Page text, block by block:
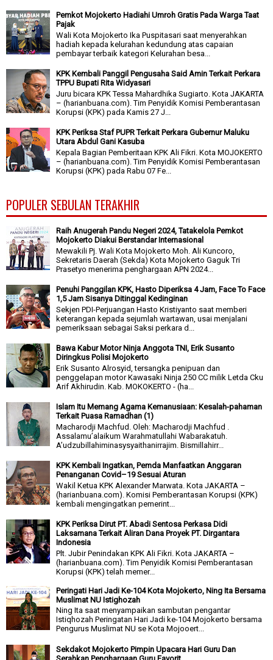
Pemkot Mojokerto Hadiahi Umroh Gratis Pada Warga Taat
Pajak
Wali Kota Mojokerto Ika Puspitasari saat menyerahkan
hadiah kepada kelurahan kedundung atas capaian
pembayar terbaik kategori Kelurahan besa...
KPK Kembali Panggil Pengusaha Said Amin Terkait Perkara
TPPU Bupati Rita Widyasari
Juru bicara KPK Tessa Mahardhika Sugiarto. Kota JAKARTA
– (harianbuana.com). Tim Penyidik Komisi Pemberantasan
Korupsi (KPK) pada Kamis 27 J...
KPK Periksa Staf PUPR Terkait Perkara Gubernur Maluku
Utara Abdul Gani Kasuba
Kepala Bagian Pemberitaan KPK Ali Fikri. Kota MOJOKERTO
– (harianbuana.com). Tim Penyidik Komisi Pemberantasan
Korupsi (KPK) pada Rabu 07 Fe...
POPULER SEBULAN TERAKHIR
Raih Anugerah Pandu Negeri 2024, Tatakelola Pemkot
Mojokerto Diakui Berstandar Internasional
Mewakili Pj. Wali Kota Mojokerto Moh. Ali Kuncoro,
Sekretaris Daerah (Sekda) Kota Mojokerto Gaguk Tri
Prasetyo menerima penghargaan APN 2024...
Penuhi Panggilan KPK, Hasto Diperiksa 4 Jam, Face To Face
1,5 Jam Sisanya Ditinggal Kedinginan
Sekjen PDI-Perjuangan Hasto Kristiyanto saat memberi
keterangan kepada sejumlah wartawan, usai menjalani
pemeriksaan sebagai Saksi perkara d...
Bawa Kabur Motor Ninja Anggota TNI, Erik Susanto
Diringkus Polisi Mojokerto
Erik Susanto Alrosyid, tersangka penipuan dan
penggelapan motor Kawasaki Ninja 250 CC milik Letda Cku
Arif Akhirudin. Kab. MOKOKERTO - (ha...
Islam Itu Memang Agama Kemanusiaan: Kesalah-pahaman
Terkait Puasa Ramadhan (1)
Macharodji Machfud. Oleh: Macharodji Machfud .
Assalamu’alaikum Warahmatullahi Wabarakatuh.
A’udzubillahiminasysyaithanirrajim. Bismillahirr...
KPK Kembali Ingatkan, Pemda Manfaatkan Anggaran
Penanganan Covid–19 Sesuai Aturan
Wakil Ketua KPK Alexander Marwata. Kota JAKARTA –
(harianbuana.com). Komisi Pemberantasan Korupsi (KPK)
kembali mengingatkan pemerint...
KPK Periksa Dirut PT. Abadi Sentosa Perkasa Didi
Laksamana Terkait Aliran Dana Proyek PT. Dirgantara
Indonesia
Plt. Jubir Penindakan KPK Ali Fikri. Kota JAKARTA –
(harianbuana.com). Tim Penyidik Komisi Pemberantasan
Korupsi (KPK) telah memer...
Peringati Hari Jadi Ke-104 Kota Mojokerto, Ning Ita Bersama
Muslimat NU Istighozah
Ning Ita saat menyampaikan sambutan pengantar
Istiqhozah Peringatan Hari Jadi ke-104 Mojokerto bersama
Pengurus Muslimat NU se Kota Mojooert...
Sekdakot Mojokerto Pimpin Upacara Hari Guru Dan